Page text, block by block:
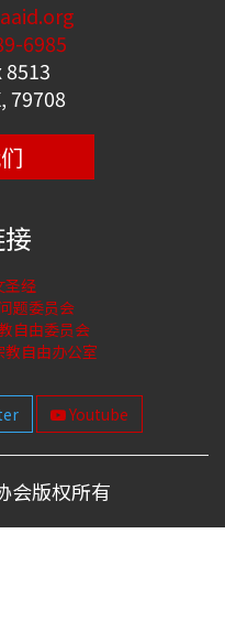
6985
8513
79708
经
题委员会
自由委员会
自由办公室
Youtube
会版权所有